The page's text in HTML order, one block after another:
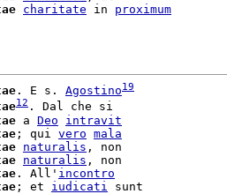
charitate in proximum
. E s. Agostino19
12 . Dal che si
a Deo
intravit
; qui vero mala
naturalis , non
naturalis , non
. All' incontro
; et iudicati sunt